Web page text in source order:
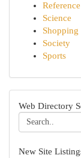
Reference
Science
Shopping
Society
Sports
Web Directory
New Site